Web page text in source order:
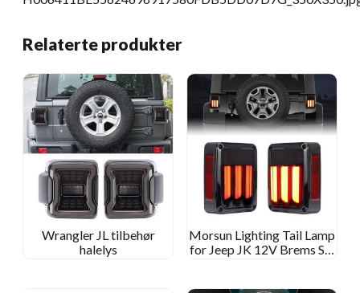
Relaterte produkter
Wrangler JL tilbehør
halelys
Morsun Lighting Tail Lamp
for Jeep JK 12V Brems Slå